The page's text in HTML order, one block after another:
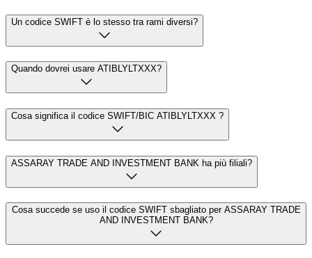
Un codice SWIFT è lo stesso tra rami diversi?
Quando dovrei usare ATIBLYLTXXX?
Cosa significa il codice SWIFT/BIC ATIBLYLTXXX ?
ASSARAY TRADE AND INVESTMENT BANK ha più filiali?
Cosa succede se uso il codice SWIFT sbagliato per ASSARAY TRADE
AND INVESTMENT BANK?